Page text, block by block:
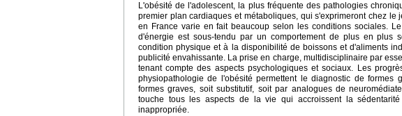
L'obésité de l'adolescent, la plus fréquente des pathologies
premier plan cardiaques et métaboliques, qui s'exprimeront chez le
en France varie en fait beaucoup selon les conditions sociales.
d'énergie est sous-tendu par un comportement de plus en plus
condition physique et à la disponibilité de boissons et d'aliments
publicité envahissante. La prise en charge, multidisciplinaire par
tenant compte des aspects psychologiques et sociaux. Les
physiopathologie de l'obésité permettent le diagnostic de formes
formes graves, soit substitutif, soit par analogues de
touche tous les aspects de la vie qui accroissent la
inappropriée.